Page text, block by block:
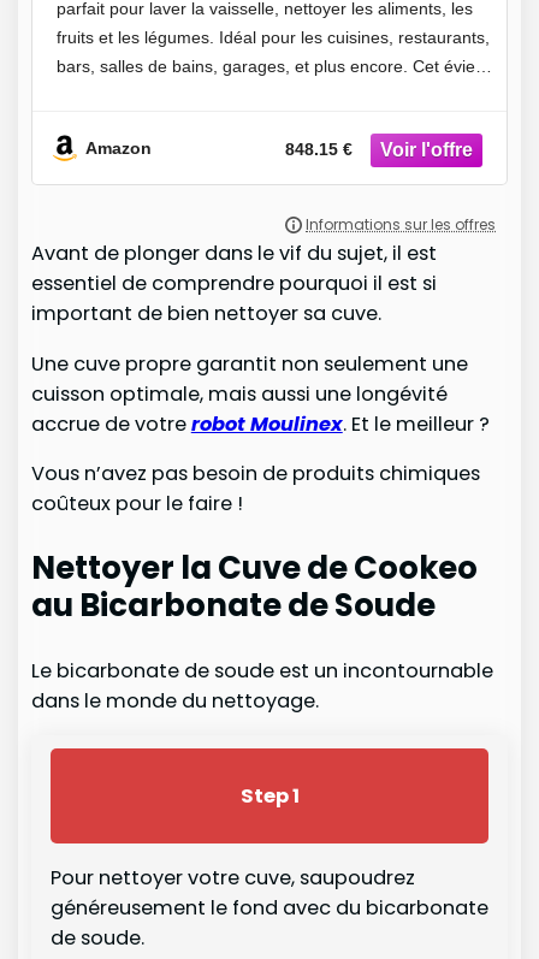
parfait pour laver la vaisselle, nettoyer les aliments, les
fruits et les légumes. Idéal pour les cuisines, restaurants,
bars, salles de bains, garages, et plus encore. Cet évier
Amazon 848.15 €
Avant de plonger dans le vif du sujet, il est
essentiel de comprendre pourquoi il est si
important de bien nettoyer sa cuve.
Une cuve propre garantit non seulement une
cuisson optimale, mais aussi une longévité
accrue de votrerobot Moulinex. Et le meilleur ?
Vous n’avez pas besoin de produits chimiques
coûteux pour le faire !
Nettoyer la Cuve de Cookeo
au Bicarbonate de Soude
Le bicarbonate de soude est un incontournable
dans le monde du nettoyage.
Step 1
Pour nettoyer votre cuve, saupoudrez
généreusement le fond avec du bicarbonate
de soude.